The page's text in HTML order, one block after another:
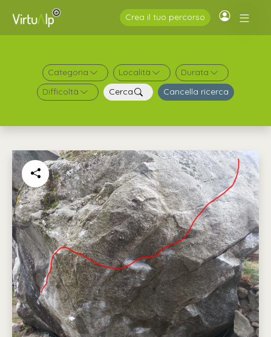
Crea il tuo percorso
Categoria Località
Durata
Difficoltà
Cerca Cancella ricerca